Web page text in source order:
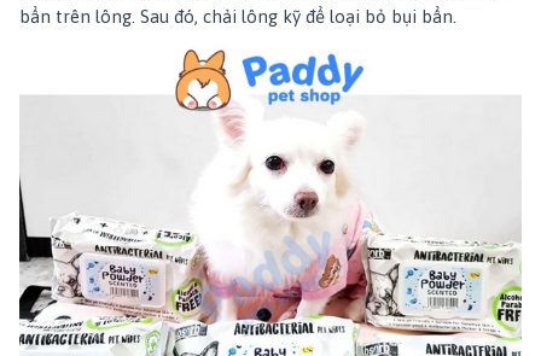
bẩn trên lông. Sau đó, chải lông kỹ để loại bỏ bụi bẩn.